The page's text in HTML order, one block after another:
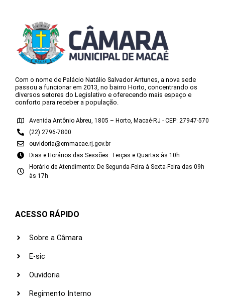
Com o nome de Palácio Natálio Salvador Antunes, a nova sede
passou a funcionar em 2013, no bairro Horto, concentrando os
diversos setores do Legislativo e oferecendo mais espaço e
conforto para receber a população.
Avenida Antônio Abreu, 1805 – Horto, Macaé-RJ - CEP: 27947-570
(22) 2796-7800
ouvidoria@cmmacae.rj.gov.br
Dias e Horários das Sessões: Terças e Quartas às 10h
Horário de Atendimento: De Segunda-Feira à Sexta-Feira das 09h
às 17h
ACESSO RÁPIDO
Sobre a Câmara
E-sic
Ouvidoria
Regimento Interno